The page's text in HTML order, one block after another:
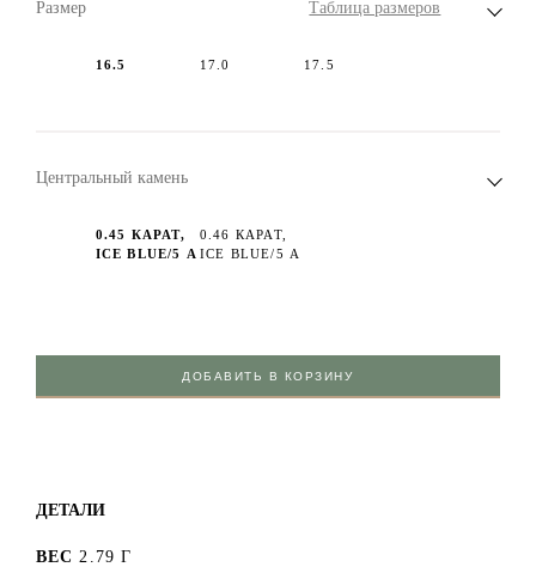
Размер Таблица размеров
16.5 17.0 17.5
Центральный камень
0.45 КАРАТ,
ICE BLUE/5 А
0.46 КАРАТ,
ICE BLUE/5 А
ДОБАВИТЬ В КОРЗИНУ
ДЕТАЛИ
ВЕС 2.79 Г